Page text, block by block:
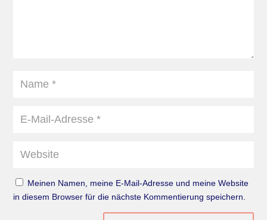
Meinen Namen, meine E-Mail-Adresse und meine Website
in diesem Browser für die nächste Kommentierung speichern.